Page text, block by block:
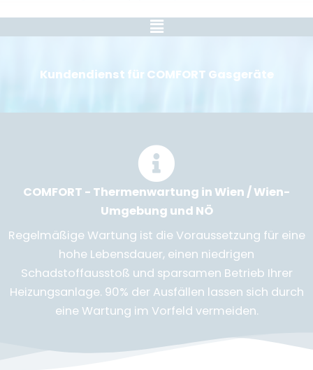
Main
Kundendienst für COMFORT Gasgeräte
COMFORT - Thermenwartung in Wien / Wien-
Umgebung und NÖ
Regelmäßige Wartung ist die Voraussetzung für eine
hohe Lebensdauer, einen niedrigen
Schadstoffausstoß und sparsamen Betrieb Ihrer
Heizungsanlage. 90% der Ausfällen lassen sich durch
eine Wartung im Vorfeld vermeiden.